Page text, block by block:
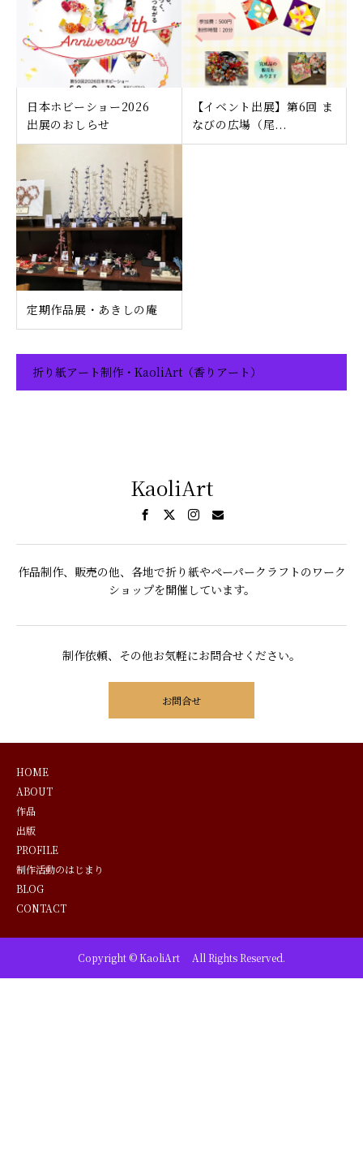
日本ホビーショー2026
出展のおしらせ
【イベント出展】第6回 ま
なびの広場（尾...
定期作品展・あきしの庵
折り紙アート制作・KaoliArt（香りアート）
KaoliArt
作品制作、販売の他、各地で折り紙やペーパークラフトのワーク
ショップを開催しています。
制作依頼、その他お気軽にお問合せください。
お問合せ
HOME
ABOUT
作品
出版
PROFILE
制作活動のはじまり
BLOG
CONTACT
Copyright © KaoliArt All Rights Reserved.